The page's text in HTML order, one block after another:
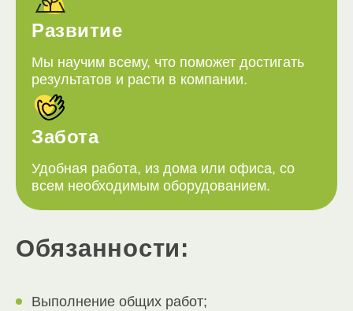
Развитие
Мы научим всему, что поможет достигать
результатов и расти в компании.
Забота
Удобная работа, из дома или офиса, со
всем необходимым оборудованием.
Обязанности:
Выполнение общих работ;